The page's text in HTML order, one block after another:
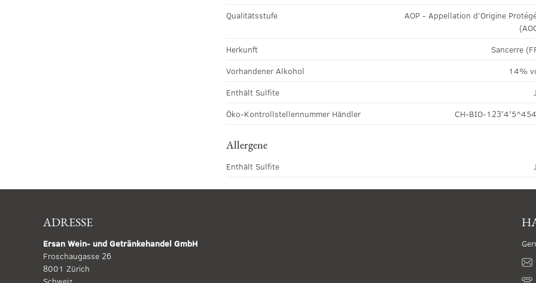
Qualitätsstufe
AOP - Appellation d’Origine
Herkunft
Sancerre
Vorhandener Alkohol
14%
Enthält Sulfite
Öko-Kontrollstellennummer Händler
CH-BIO-
Allergene
Enthält Sulfite
ADRESSE
Ersan Wein- und Getränkehandel GmbH
Froschaugasse 26
8001 Zürich